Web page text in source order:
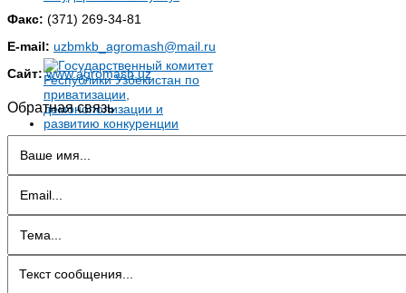
Факс: (371) 269-34-81
E-mail: uzbmkb_agromash@mail.ru
Сайт: www.agromash.uz
Обратная связь